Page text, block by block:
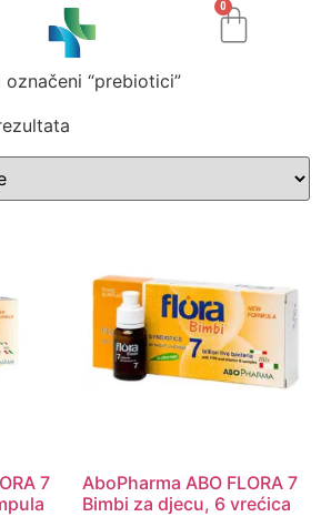
0
“prebiotici”
7
AboPharma ABO FLORA 7
Bimbi za djecu, 6 vrećica